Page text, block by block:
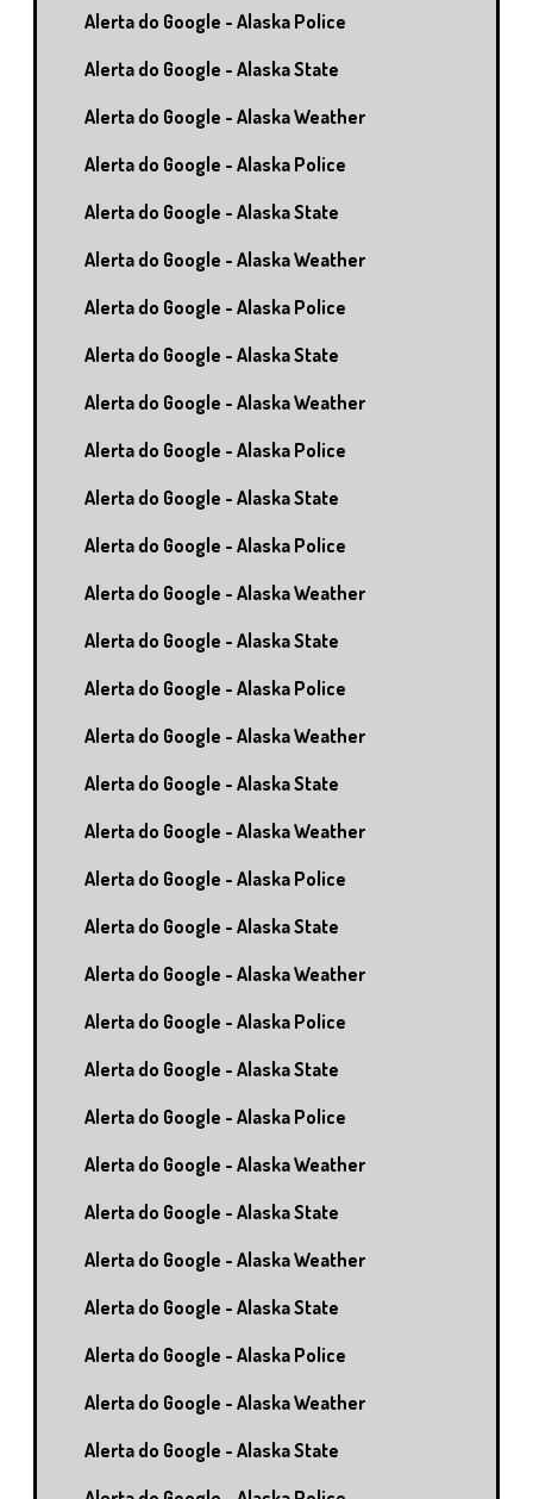
Alerta do Google - Alaska Police
Alerta do Google - Alaska State
Alerta do Google - Alaska Weather
Alerta do Google - Alaska Police
Alerta do Google - Alaska State
Alerta do Google - Alaska Weather
Alerta do Google - Alaska Police
Alerta do Google - Alaska State
Alerta do Google - Alaska Weather
Alerta do Google - Alaska Police
Alerta do Google - Alaska State
Alerta do Google - Alaska Police
Alerta do Google - Alaska Weather
Alerta do Google - Alaska State
Alerta do Google - Alaska Police
Alerta do Google - Alaska Weather
Alerta do Google - Alaska State
Alerta do Google - Alaska Weather
Alerta do Google - Alaska Police
Alerta do Google - Alaska State
Alerta do Google - Alaska Weather
Alerta do Google - Alaska Police
Alerta do Google - Alaska State
Alerta do Google - Alaska Police
Alerta do Google - Alaska Weather
Alerta do Google - Alaska State
Alerta do Google - Alaska Weather
Alerta do Google - Alaska State
Alerta do Google - Alaska Police
Alerta do Google - Alaska Weather
Alerta do Google - Alaska State